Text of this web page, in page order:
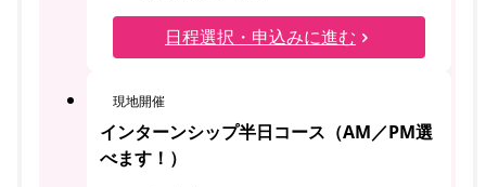
日程選択・申込みに進む
現地開催
インターンシップ半日コース（AM／PM選
べます！）